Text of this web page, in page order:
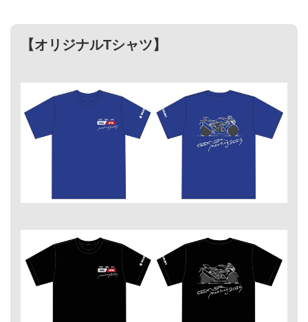
【オリジナルTシャツ】